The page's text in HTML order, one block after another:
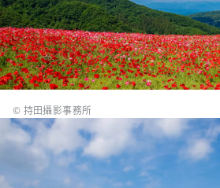
© 持田攝影事務所